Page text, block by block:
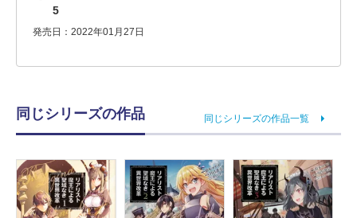
5
発売日：2022年01月27日
同じシリーズの作品 同じシリーズの作品一覧